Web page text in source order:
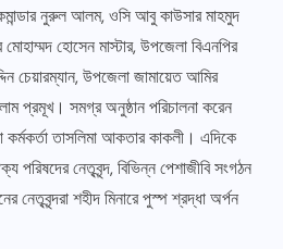
নুরুল আলম, ওসি আবু কাউসার মাহমুদ
হোসেন মাস্টার, উপজেলা বিএনপির
চেয়ারম্যান, উপজেলা জামায়েত আমির
প্রমূখ। সমগ্র অনুষ্ঠান পরিচালনা করেন
কর্মকর্তা তাসলিমা আকতার কাকলী। এদিকে
পরিষদের নেতৃবৃন্দ, বিভিন্ন পেশাজীবি সংগঠন
নেতৃবৃন্দরা শহীদ মিনারে পুস্প শ্রদ্ধা অর্পন